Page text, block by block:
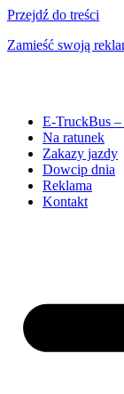
Przejdź do treści
Zamieść swoją
E-TruckBus
Na ratunek
Zakazy jazdy
Dowcip dnia
Reklama
Kontakt